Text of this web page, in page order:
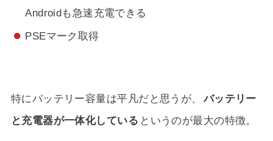
Androidも急速充電できる
PSEマーク取得
特にバッテリー容量は平凡だと思うが、 バッテリー
と充電器が一体化している というのが最大の特徴。